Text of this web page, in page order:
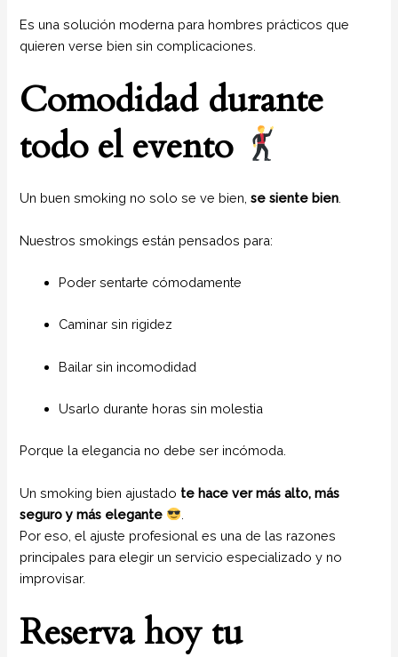
Es una solución moderna para hombres prácticos que
quieren verse bien sin complicaciones.
Comodidad durante
todo el evento
Un buen smoking no solo se ve bien,se siente bien
Nuestros smokings están pensados para:
Poder sentarte cómodamente
Caminar sin rigidez
Bailar sin incomodidad
Usarlo durante horas sin molestia
Porque la elegancia no debe ser incómoda.
Un smoking bien ajustado te hace ver más alto, más
seguro y más elegante
Por eso, el ajuste profesional es una de las razones
principales para elegir un servicio especializado y no
improvisar.
Reserva hoy tu